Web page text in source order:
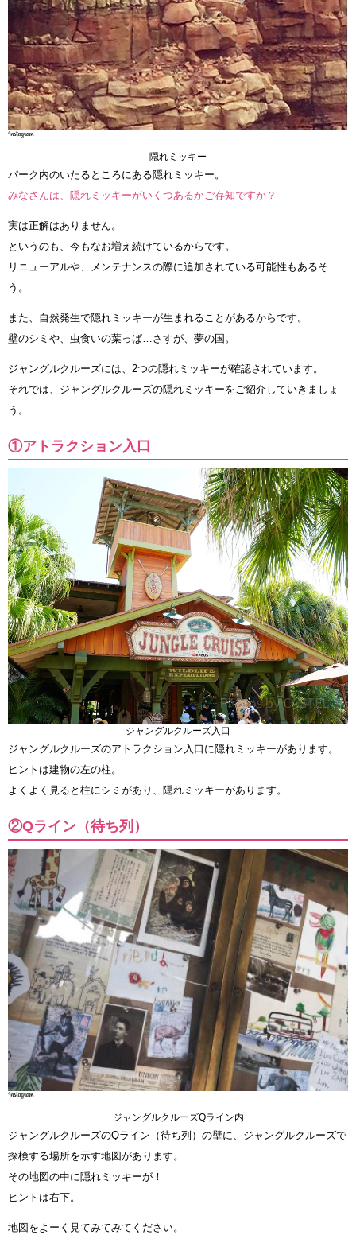
隠れミッキー
パーク内のいたるところにある隠れミッキー。
みなさんは、隠れミッキーがいくつあるかご存知ですか？
実は正解はありません。
というのも、今もなお増え続けているからです。
リニューアルや、メンテナンスの際に追加されている可能性もあるそ
う。
また、自然発生で隠れミッキーが生まれることがあるからです。
壁のシミや、虫食いの葉っぱ…さすが、夢の国。
ジャングルクルーズには、2つの隠れミッキーが確認されています。
それでは、ジャングルクルーズの隠れミッキーをご紹介していきましょ
う。
①アトラクション入口
ジャングルクルーズ入口
ジャングルクルーズのアトラクション入口に隠れミッキーがあります。
ヒントは建物の左の柱。
よくよく見ると柱にシミがあり、隠れミッキーがあります。
②Qライン（待ち列）
ジャングルクルーズQライン内
ジャングルクルーズのQライン（待ち列）の壁に、ジャングルクルーズで
探検する場所を示す地図があります。
その地図の中に隠れミッキーが！
ヒントは右下。
地図をよーく見てみてみてください。